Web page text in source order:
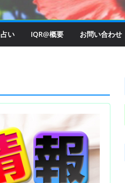
占い IQR@概要 お問い合わせ